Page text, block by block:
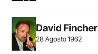
David Fincher
28 Agosto 1962